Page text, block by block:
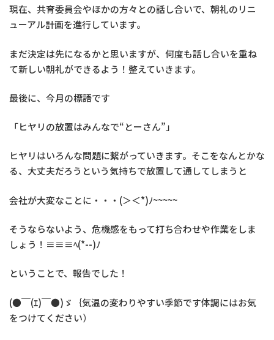
現在、共育委員会やほかの方々との話し合いで、朝礼のリニ
ューアル計画を進行しています。
まだ決定は先になるかと思いますが、何度も話し合いを重ね
て新しい朝礼ができるよう！整えていきます。
最後に、今月の標語です
「ヒヤリの放置はみんなで“とーさん”」
ヒヤリはいろんな問題に繋がっていきます。そこをなんとかな
る、大丈夫だろうという気持ちで放置して通してしまうと
会社が大変なことに・・・(＞＜*)ﾉ~~~~~
そうならないよう、危機感をもって打ち合わせや作業をしま
しょう！≡≡≡ﾍ(*--)ﾉ
ということで、報告でした！
(●￣(ｴ)￣●)ゞ｛気温の変わりやすい季節です体調にはお気
をつけてください）